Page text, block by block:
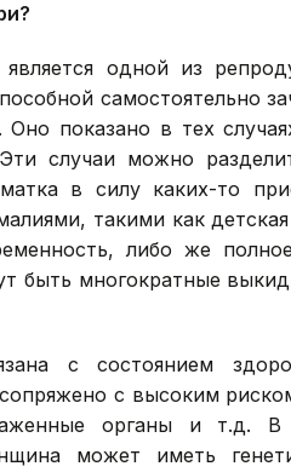
одной из
самостоятельно
Оно показано в тех
случаи можно
в силу каких-то
такими как
либо же
быть многократные
с состоянием
с высоким
органы и т.д. В
может иметь